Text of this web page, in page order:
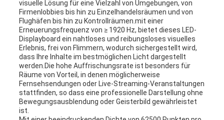
visuelle Lösung für eine Vielzahl von Umgebungen, von
Firmenlobbies bis hin zu Einzelhandelsräumen und von
Flughäfen bis hin zu Kontrollräumen.mit einer
Erneuerungsfrequenz von ≥ 1920 Hz, bietet dieses LED-
Displayboard ein nahtloses und reibungsloses visuelles
Erlebnis, frei von Flimmern, wodurch sichergestellt wird,
dass Ihre Inhalte im bestmöglichen Licht dargestellt
werden.Die hohe Auffrischungsrate ist besonders für
Räume von Vorteil, in denen möglicherweise
Fernsehsendungen oder Live-Streaming-Veranstaltungen
stattfinden, so dass eine professionelle Darstellung ohne
Bewegungsausblendung oder Geisterbild gewährleistet
ist.